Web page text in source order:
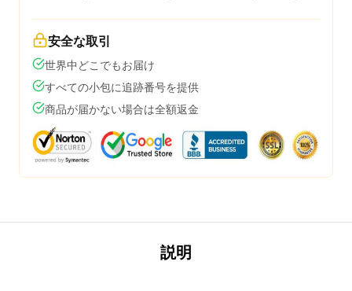
安全な取引
世界中どこでもお届け
すべての小包に追跡番号を提供
商品が届かない場合は全額返金
説明